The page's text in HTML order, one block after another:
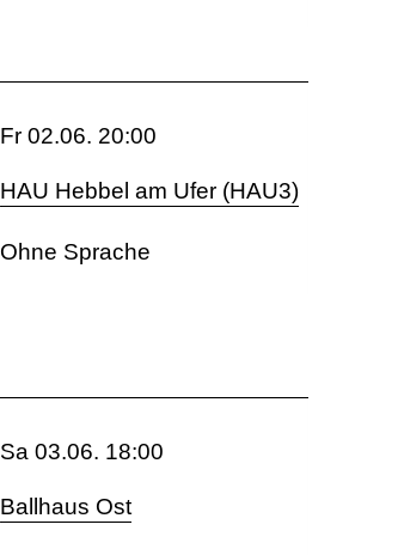
Fr 02.06. 20:00
HAU Hebbel am Ufer (HAU3)
Ohne Sprache
Sa 03.06. 18:00
Ballhaus Ost